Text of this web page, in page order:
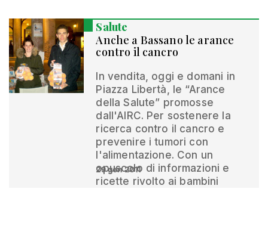
Salute
Anche a Bassano le arance
contro il cancro
In vendita, oggi e domani in
Piazza Libertà, le “Arance
della Salute” promosse
dall'AIRC. Per sostenere la
ricerca contro il cancro e
prevenire i tumori con
l'alimentazione. Con un
opuscolo di informazioni e
ricette rivolto ai bambini
29 gen 2011